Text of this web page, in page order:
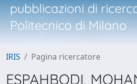
pubblicazioni di
Politecnico di Milano
IRIS Pagina ricercatore
ESPAHBODI,